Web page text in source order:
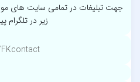
آرتین بهادری
جهت تبلیغات در تمامی سایت های
زیر در تلگرام